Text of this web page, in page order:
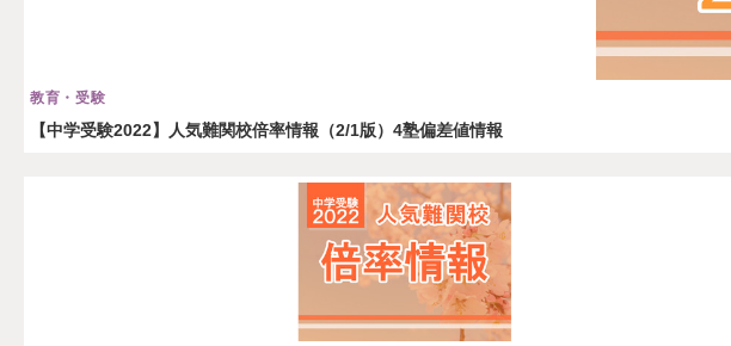
【中学受験2022】人気難関校倍率情報（2/1版）4塾偏差値情報
教育・受験